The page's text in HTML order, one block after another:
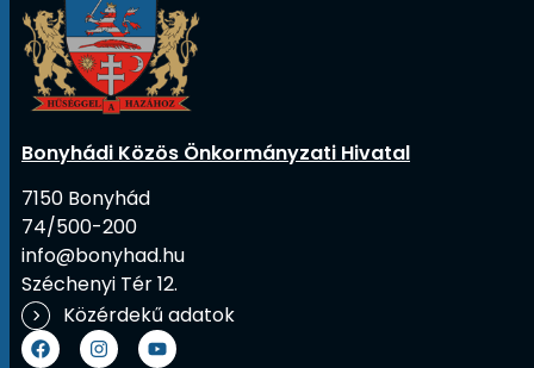
Bonyhádi Közös Önkormányzati Hivatal
7150 Bonyhád
74/500-200
info@bonyhad.hu
Széchenyi Tér 12.
Közérdekű adatok